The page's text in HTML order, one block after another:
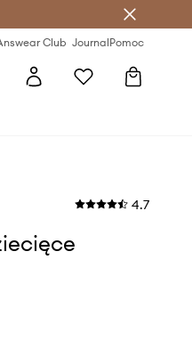
Club JournalPomoc
4.7